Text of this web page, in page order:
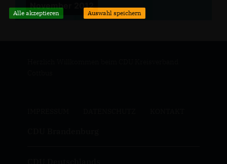
November 2012
Alle akzeptieren Auswahl speichern